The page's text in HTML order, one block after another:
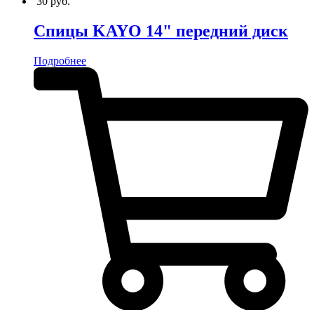
Спицы KAYO 14" передний диск
Подробнее